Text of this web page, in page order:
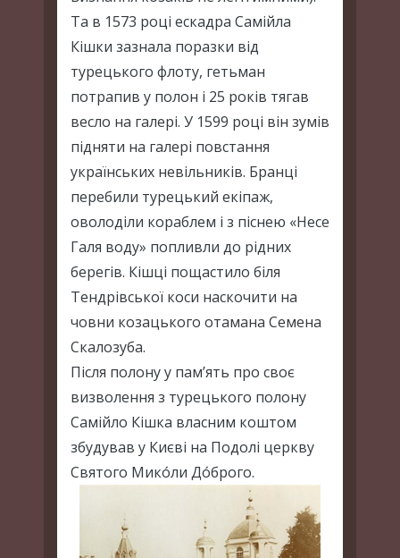
Та в 1573 році ескадра Самійла
Кішки зазнала поразки від
турецького флоту, гетьман
потрапив у полон і 25 років тягав
весло на галері. У 1599 році він зумів
підняти на галері повстання
українських невільників. Бранці
перебили турецький екіпаж,
оволоділи кораблем і з піснею «Несе
Галя воду» попливли до рідних
берегів. Кішці пощастило біля
Тендрівської коси наскочити на
човни козацького отамана Семена
Скалозуба.
Після полону у пам’ять про своє
визволення з турецького полону
Самійло Кішка власним коштом
збудував у Києві на Подолі церкву
Святого Мико́ли До́брого.